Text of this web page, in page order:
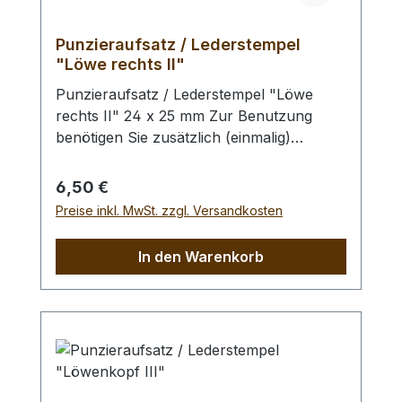
Punzieraufsatz / Lederstempel
"Löwe rechts II"
Punzieraufsatz / Lederstempel "Löwe
rechts II" 24 x 25 mm Zur Benutzung
benötigen Sie zusätzlich (einmalig)
besseren Kraftverteilung empfehlen wir
Ihnen einen Schlagaufsatz. Zum
Punzieren des Leders bitte die Oberfläche
Wasser anfeuchten (Oberfläche muss
saugfähig sein). Im Anschluss kann das
Leder gefärbt werden. Unabhängig davon,
Ihnen abschliessend die Oberfläche mit
unserem Leder - Pflege - Finish zu
Regulärer Preis:
6,50 €
Preise inkl. MwSt. zzgl. Versandkosten
In den Warenkorb